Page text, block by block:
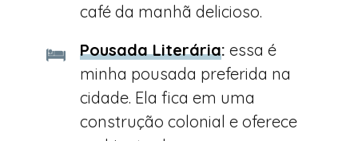
café da manhã delicioso.
Pousada Literária: essa é
minha pousada preferida na
cidade. Ela fica em uma
construção colonial e oferece